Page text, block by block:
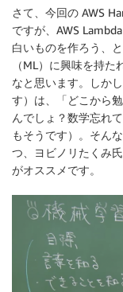
さて、今回の AWS
ですが、AWS
白いものを作ろう、
（ML）に興味を持
なと思います。しか
す）は、「どこから
んでしょ？数学忘れ
もそうです）。そん
つ、ヨビノリたくみ
がオススメです。